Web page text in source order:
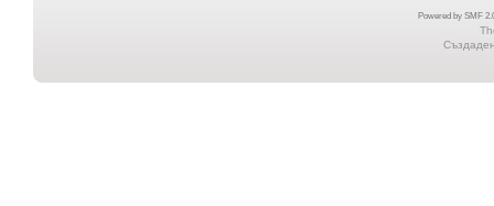
Powered by SMF